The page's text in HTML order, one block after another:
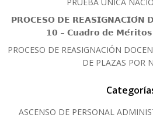
𝗣𝗥𝗢𝗖𝗘𝗦𝗢 𝗗𝗘 𝗥𝗘𝗔𝗦𝗜𝗚𝗡𝗔𝗖𝗜𝗢́𝗡
𝟭𝟬 – 𝗖𝘂𝗮𝗱𝗿𝗼 𝗱𝗲 𝗠𝗲́𝗿𝗶𝘁𝗼𝘀
PROCESO DE REASIGNACIÓN
DE PLAZAS POR
ASCENSO DE PERSONAL